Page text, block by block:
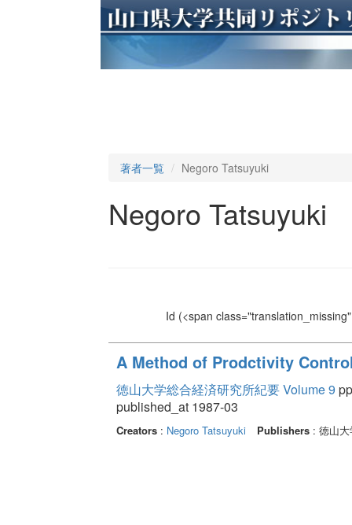
著者一覧 Negoro Tatsuyuki
Negoro Tatsuyuki
Id (<span
A Method of Prodctivity
徳山大学総合経済研究所紀要 Volume 9
published_at 1987-03
Creators: Negoro Tatsuyuki Publishers: 徳山大